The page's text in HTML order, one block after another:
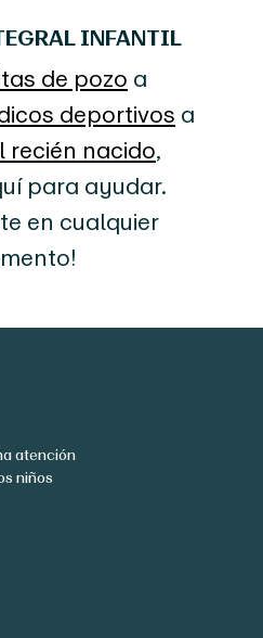
INFANTIL
de pozo a
deportivos a
recién nacido,
para ayudar.
en cualquier
atención
niños